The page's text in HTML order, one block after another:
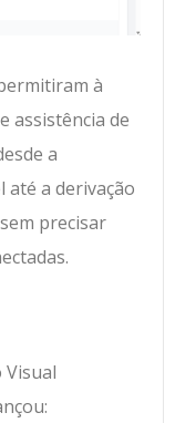
à
assistência de
a
até a derivação
precisar
Visual